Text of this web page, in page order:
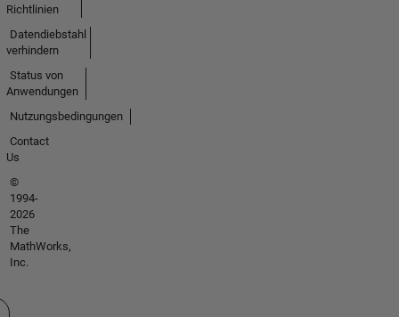
Richtlinien
Datendiebstahl
verhindern
Status von
Anwendungen
Nutzungsbedingungen
Contact
Us
©
1994-
2026
The
MathWorks,
Inc.